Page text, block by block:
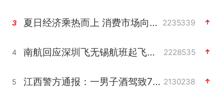
3 夏日经济乘热而上 消费市场向新而行 2235339
4 南航回应深圳飞无锡航班起飞时遭雷击 2228535
5 江西警方通报：一男子酒驾致7人受伤 2130238